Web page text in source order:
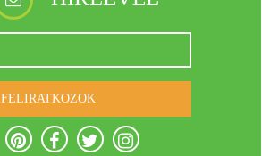
FELIRATKOZOK